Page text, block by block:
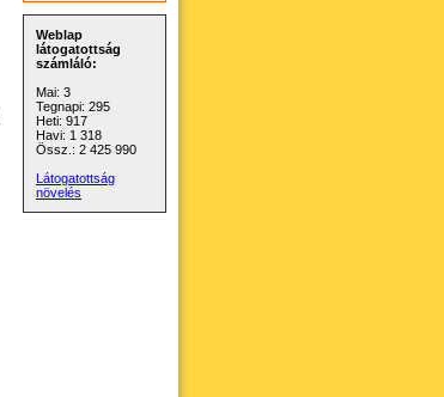
Weblap
látogatottság
számláló:
Mai: 3
Tegnapi: 295
Heti: 917
Havi: 1 318
Össz.: 2 425 990
Látogatottság
növelés